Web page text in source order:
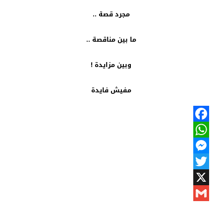
مجرد قصة ..
ما بين مناقصة ..
وبين مزايدة !
مفيش فايدة
Facebook
WhatsApp
Messenger
Twitter
X